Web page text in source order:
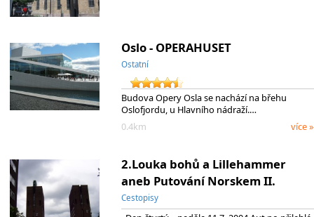
Oslo - OPERAHUSET
Ostatní
Budova Opery Osla se nachází na břehu
Oslofjordu, u Hlavního nádraží.…
0.4km
více »
2.Louka bohů a Lillehammer
aneb Putování Norskem II.
Cestopisy